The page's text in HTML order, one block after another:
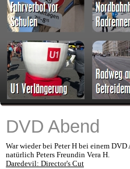
DVD Abend
War wieder bei Peter H bei einem
natürlich Peters Freundin Vera H.
Daredevil: Director's Cut